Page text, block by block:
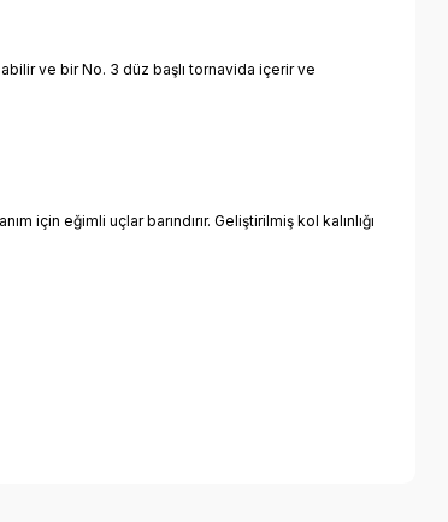
ve bir No. 3 düz başlı tornavida içerir ve
için eğimli uçlar barındırır. Geliştirilmiş kol kalınlığı